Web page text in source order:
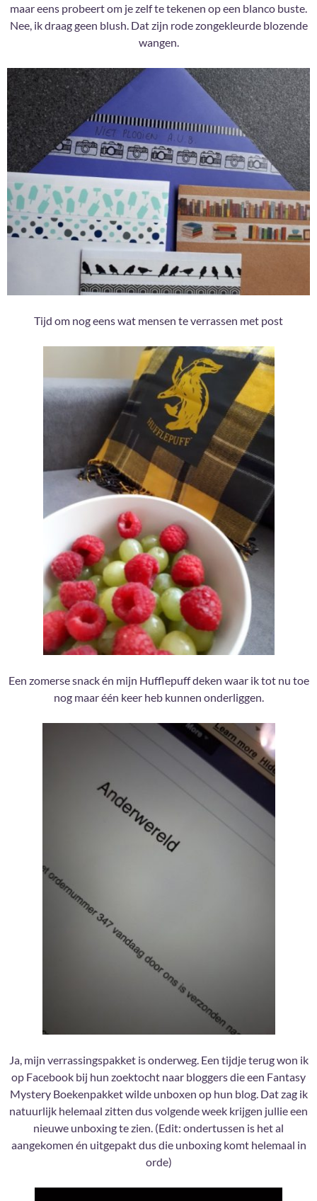
maar eens probeert om je zelf te tekenen op een blanco buste.
Nee, ik draag geen blush. Dat zijn rode zongekleurde blozende
wangen.
Tijd om nog eens wat mensen te verrassen met post
Een zomerse snack én mijn Hufflepuff deken waar ik tot nu toe
nog maar één keer heb kunnen onderliggen.
Ja, mijn verrassingspakket is onderweg. Een tijdje terug won ik
op Facebook bij hun zoektocht naar bloggers die een Fantasy
Mystery Boekenpakket wilde unboxen op hun blog. Dat zag ik
natuurlijk helemaal zitten dus volgende week krijgen jullie een
nieuwe unboxing te zien. (Edit: ondertussen is het al
aangekomen én uitgepakt dus die unboxing komt helemaal in
orde)